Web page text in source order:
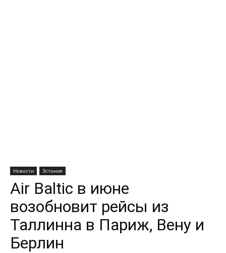
Новости Эстония
Air Baltic в июне
возобновит рейсы из
Таллинна в Париж, Вену и
Берлин